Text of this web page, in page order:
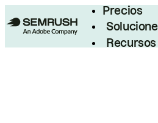
Precios
Recursos